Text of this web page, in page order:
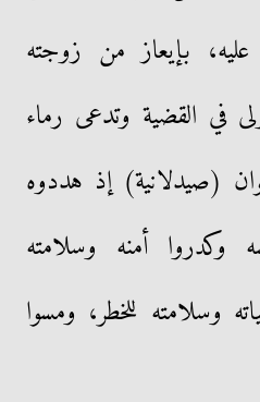
بإيعاز من زوجته
في القضية وتدعى رماء
(صيدلانية) إذ هددوه
وكدروا أمنه وسلامته
وسلامته للخطر، ومسوا